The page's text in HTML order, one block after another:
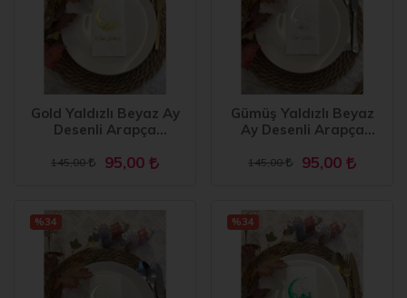
Gold Yaldızlı Beyaz Ay
Desenli Arapça
Garson Katlama Peçete
145,00 95,00
Gümüş Yaldızlı Beyaz
Ay Desenli Arapça
Garson Katlama Peçete
145,00 95,00
%34 %34